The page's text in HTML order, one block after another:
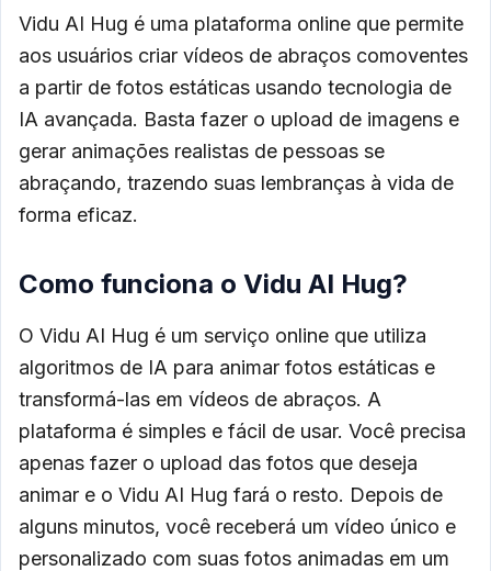
Vidu AI Hug é uma plataforma online que permite
aos usuários criar vídeos de abraços comoventes
a partir de fotos estáticas usando tecnologia de
IA avançada. Basta fazer o upload de imagens e
gerar animações realistas de pessoas se
abraçando, trazendo suas lembranças à vida de
forma eficaz.
Como funciona o Vidu AI Hug?
O Vidu AI Hug é um serviço online que utiliza
algoritmos de IA para animar fotos estáticas e
transformá-las em vídeos de abraços. A
plataforma é simples e fácil de usar. Você precisa
apenas fazer o upload das fotos que deseja
animar e o Vidu AI Hug fará o resto. Depois de
alguns minutos, você receberá um vídeo único e
personalizado com suas fotos animadas em um